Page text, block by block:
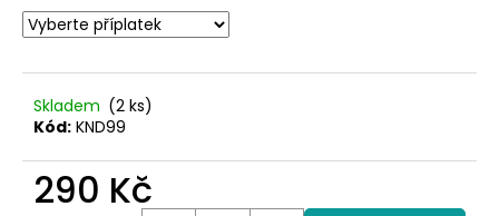
Skladem (2 ks)
Kód: KND99
290 Kč